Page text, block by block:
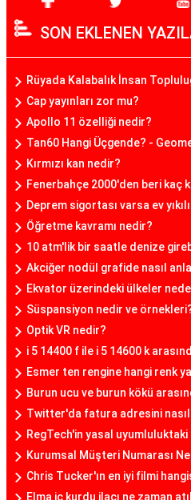
SON EKLENEN
Rüyada Kalabalık İnsan
Cap yayınları zor mu?
Apollo 11 özelliği nedir?
Tan60 Hangi Üçgende? -
Kırmızı kan nedir?
Fenerbahçe 2000'den beri kaç
Deprem sigortası varsa ev
Öğretme kavramı nedir?
10 atm'lik bir saatle denize
Akciğer nodül grafide nasıl
Ekvator üzerindeki ülkeler
Süspansiyon nedir ve
Optik VR nedir?
i 5 14400 f ile i 5 14600 k
Esmer ten rengine hangi renk
Burun ucu ve burun kökü
Twitter'da fatura adresini
RegTech'in yasal
Kurumsal Müşteri Numarası
Chris Tucker'ın en iyi filmi
Elma iç kurdu ilacı ne zaman